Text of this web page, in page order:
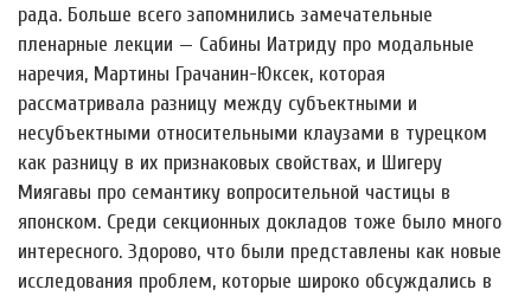
рада. Больше всего запомнились замечательные
пленарные лекции — Сабины Иатриду про модальные
наречия, Мартины Грачанин-Юкcек, которая
рассматривала разницу между субъектными и
несубъектными относительными клаузами в турецком
как разницу в их признаковых свойствах, и Шигеру
Миягавы про семантику вопросительной частицы в
японском. Среди секционных докладов тоже было много
интересного. Здорово, что были представлены как новые
исследования проблем, которые широко обсуждались в